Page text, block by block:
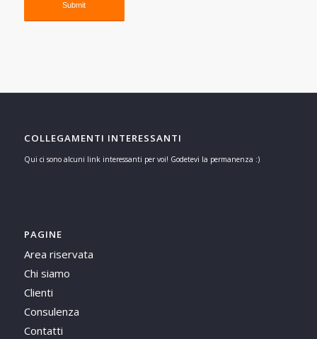
COLLEGAMENTI INTERESSANTI
Qui ci sono alcuni link interessanti per voi! Godetevi la permanenza :)
PAGINE
Area riservata
Chi siamo
Clienti
Consulenza
Contatti